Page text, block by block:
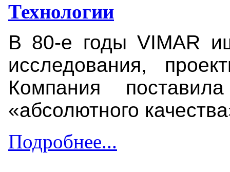
Технологии
В 80-е годы VIMAR
исследования,
Компания
«абсолютного
Подробнее...